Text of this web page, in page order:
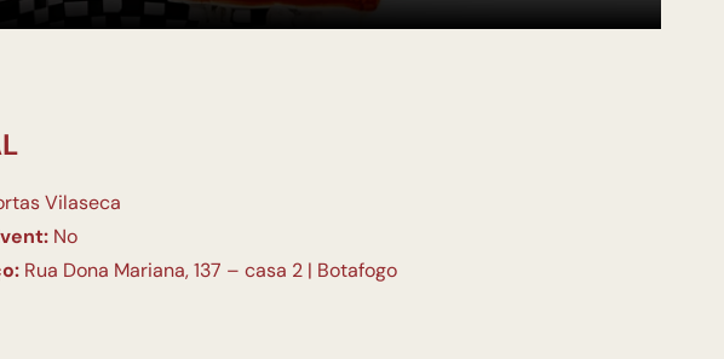
Vilaseca
No
Rua Dona Mariana, 137 – casa 2 | Botafogo